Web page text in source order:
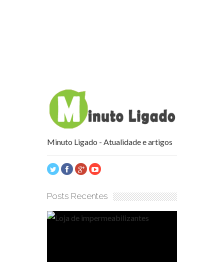
Minuto Ligado - Atualidade e artigos
Posts Recentes